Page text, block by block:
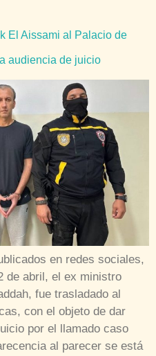
El Aissami al Palacio de
audiencia de juicio
en redes sociales,
de abril, el ex ministro
fue trasladado al
con el objeto de dar
por el llamado caso
al parecer se está